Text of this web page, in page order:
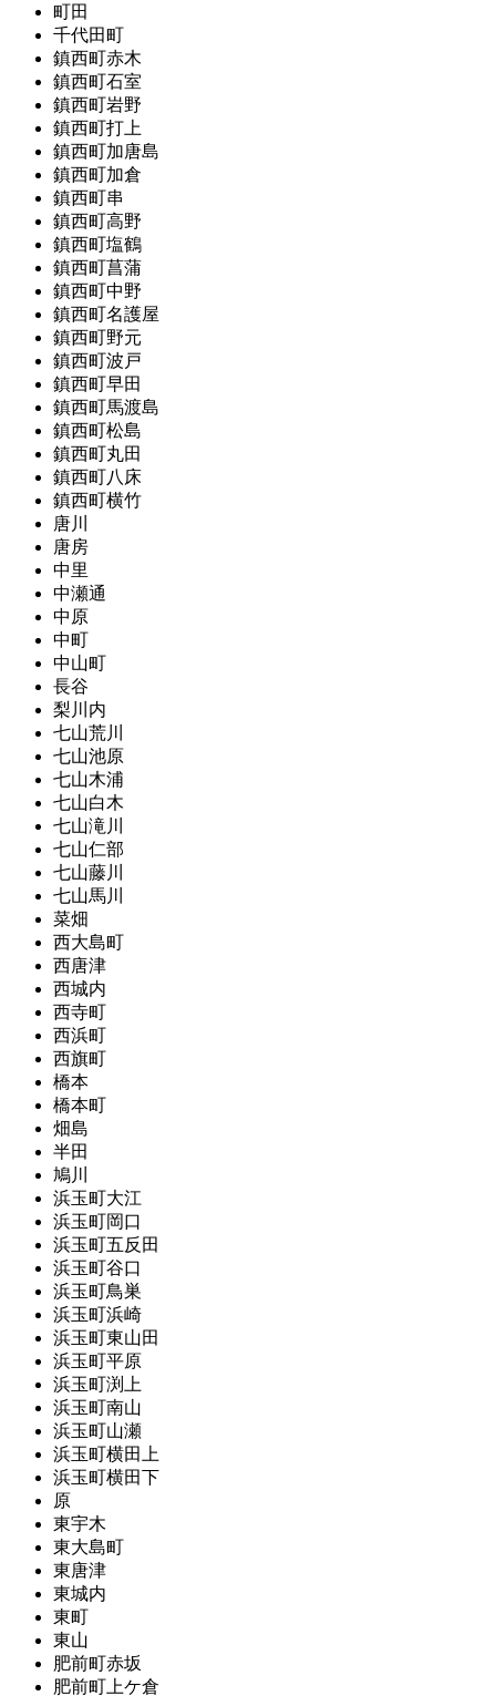
町田
千代田町
鎮西町赤木
鎮西町石室
鎮西町岩野
鎮西町打上
鎮西町加唐島
鎮西町加倉
鎮西町串
鎮西町高野
鎮西町塩鶴
鎮西町菖蒲
鎮西町中野
鎮西町名護屋
鎮西町野元
鎮西町波戸
鎮西町早田
鎮西町馬渡島
鎮西町松島
鎮西町丸田
鎮西町八床
鎮西町横竹
唐川
唐房
中里
中瀬通
中原
中町
中山町
長谷
梨川内
七山荒川
七山池原
七山木浦
七山白木
七山滝川
七山仁部
七山藤川
七山馬川
菜畑
西大島町
西唐津
西城内
西寺町
西浜町
西旗町
橋本
橋本町
畑島
半田
鳩川
浜玉町大江
浜玉町岡口
浜玉町五反田
浜玉町谷口
浜玉町鳥巣
浜玉町浜崎
浜玉町東山田
浜玉町平原
浜玉町渕上
浜玉町南山
浜玉町山瀬
浜玉町横田上
浜玉町横田下
原
東宇木
東大島町
東唐津
東城内
東町
東山
肥前町赤坂
肥前町上ケ倉